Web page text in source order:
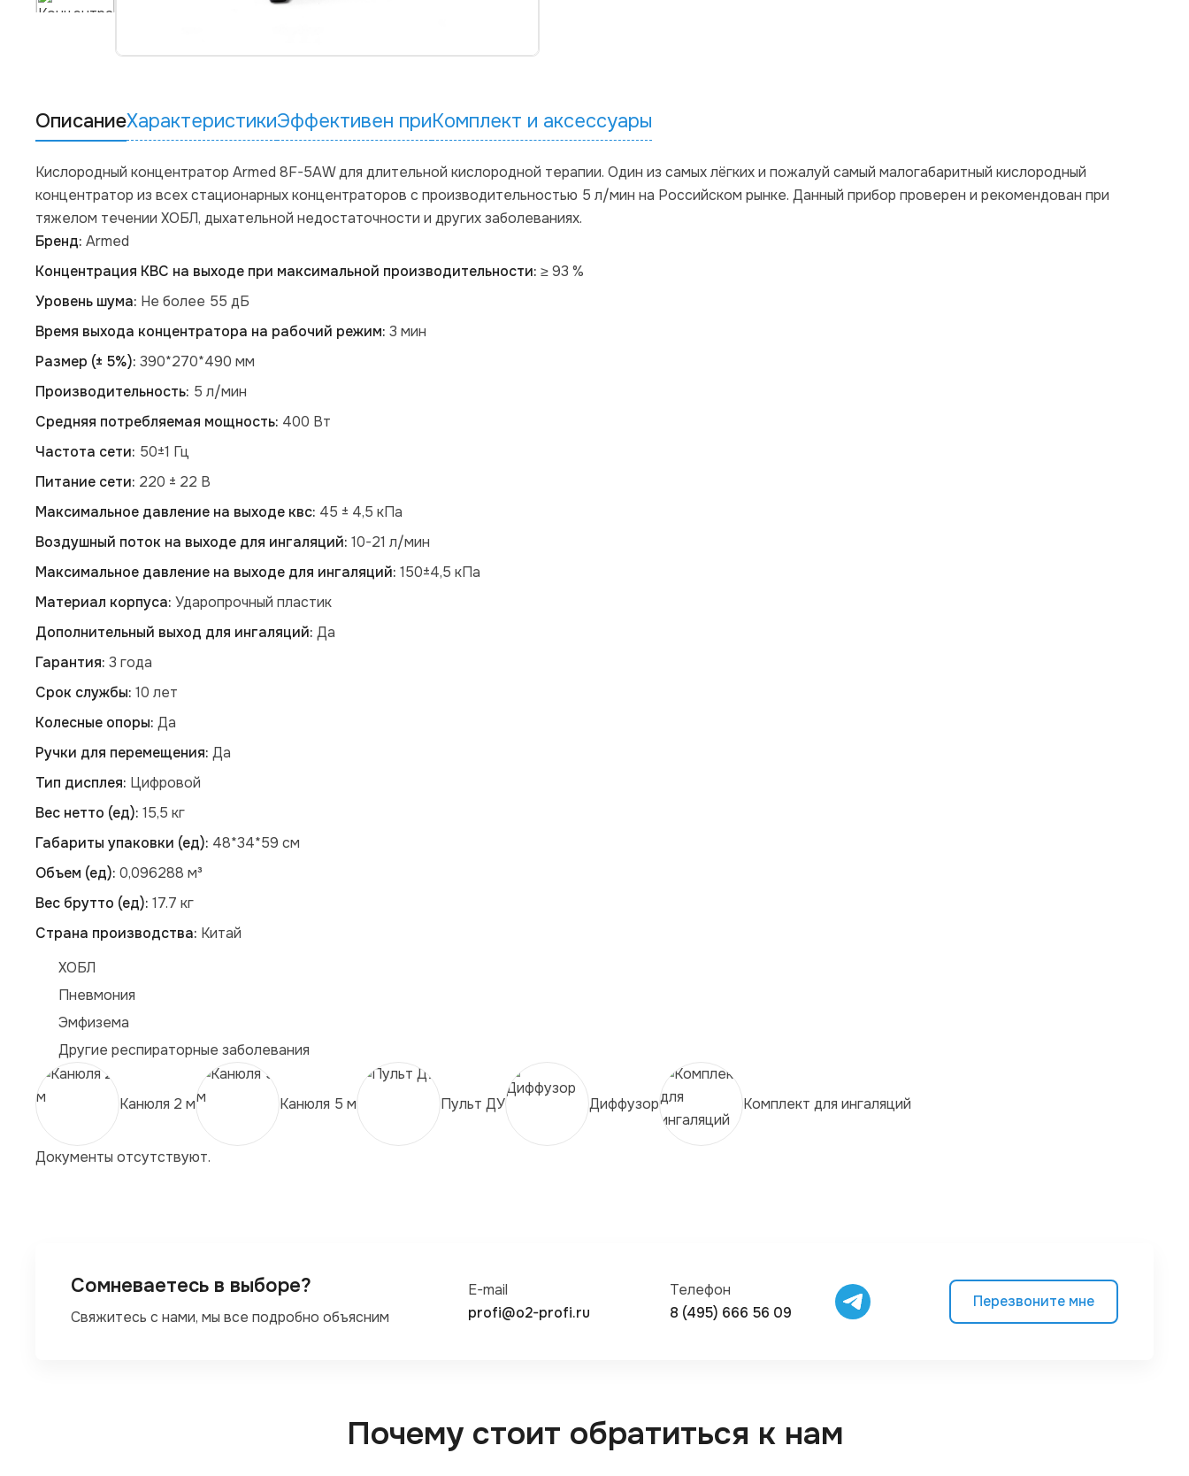
ОписаниеХарактеристикиЭффективен приКомплект и аксессуары
Кислородный концентратор Armed 8F-5AW для длительной кислородной терапии. Один из самых лёгких и пожалуй самый малогабаритный кислородный
концентратор из всех стационарных концентраторов с производительностью 5 л/мин на Российском рынке. Данный прибор проверен и рекомендован при
тяжелом течении ХОБЛ, дыхательной недостаточности и других заболеваниях.
Бренд: Armed
Концентрация КВС на выходе при максимальной производительности: ≥ 93 %
Уровень шума: Не более 55 дБ
Время выхода концентратора на рабочий режим: 3 мин
Размер (± 5%): 390*270*490 мм
Производительность: 5 л/мин
Средняя потребляемая мощность: 400 Вт
Частота сети: 50±1 Гц
Питание сети: 220 ± 22 В
Максимальное давление на выходе квс: 45 ± 4,5 кПа
Воздушный поток на выходе для ингаляций: 10-21 л/мин
Максимальное давление на выходе для ингаляций: 150±4,5 кПа
Материал корпуса: Ударопрочный пластик
Дополнительный выход для ингаляций: Да
Гарантия: 3 года
Срок службы: 10 лет
Колесные опоры: Да
Ручки для перемещения: Да
Тип дисплея: Цифровой
Вес нетто (ед): 15,5 кг
Габариты упаковки (ед): 48*34*59 см
Объем (ед): 0,096288 м³
Вес брутто (ед): 17.7 кг
Страна производства: Китай
ХОБЛ
Пневмония
Эмфизема
Другие респираторные заболевания
Канюля 2 м Канюля 5 м Пульт ДУ Диффузор Комплект для ингаляций
Документы отсутствуют.
Сомневаетесь в выборе?
Свяжитесь с нами, мы все подробно объясним
E-mail
profi@o2-profi.ru
Телефон
8 (495) 666 56 09
Перезвоните мне
Почему стоит обратиться к нам